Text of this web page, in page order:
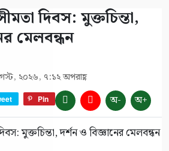
দিবস: মুক্তচিন্তা,
মেলবন্ধন
২০২৬, ৭:১২ অপরাহ্ণ
Pin অ- অ+